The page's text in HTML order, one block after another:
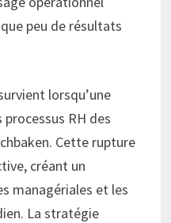
peu de résultats
lorsqu’une
RH des
Cette rupture
créant un
managériales et les
La stratégie